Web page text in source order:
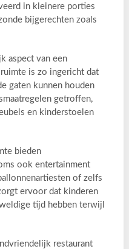
in kleinere porties
bijgerechten zoals
aspect van een
is zo ingericht dat
gaten kunnen houden
getroffen,
en kinderstoelen
bieden
ook entertainment
of zelfs
ervoor dat kinderen
tijd hebben terwijl
restaurant